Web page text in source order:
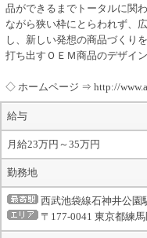
品ができるまでトータルに関
ながら狭い枠にとらわれず、
し、新しい発想の商品づくり
打ち出すＯＥＭ商品のデザイン
◇ ホームページ ⇒ http://
給与
月給23万円～35万円
勤務地
西武池袋線石神井公園
〒177-0041 東京都練